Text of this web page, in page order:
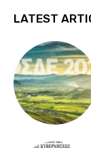
LATEST